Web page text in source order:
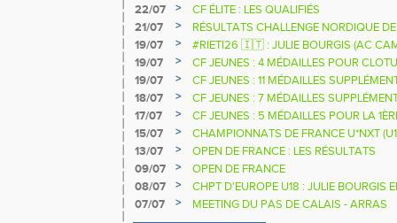
22/07
>
CF ÉLITE : LES QUALIFIÉS
21/07
>
RÉSULTATS CHALLENGE NORDIQUE
2025 2026
19/07 >
#RIETI26 🇮🇹 : JULIE BOURGIS (AC
D'EUROPE U18 DE LA PERCHE
19/07 >
CF JEUNES : 4 MÉDAILLES POUR
19/07
>
CF JEUNES : 11 MÉDAILLES
18/07
>
CF JEUNES : 7 MÉDAILLES
17/07
>
CF JEUNES : 5 MÉDAILLES POUR LA
15/07
>
CHAMPIONNATS DE FRANCE U*NXT
13/07
>
OPEN DE FRANCE : LES RÉSULTATS
09/07
>
OPEN DE FRANCE
08/07
>
CHPT D'EUROPE U18 : JULIE BOURGIS
07/07
> MEETING DU PAS DE CALAIS - ARRAS